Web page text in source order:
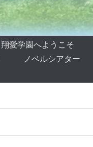
翔愛学園へようこそ
ノベルシアター